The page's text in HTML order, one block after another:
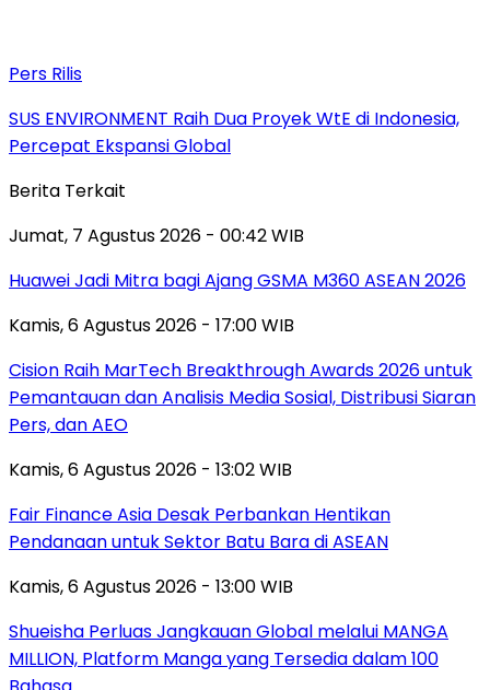
Pers Rilis
SUS ENVIRONMENT Raih Dua Proyek WtE di Indonesia,
Percepat Ekspansi Global
Berita Terkait
Jumat, 7 Agustus 2026 - 00:42 WIB
Huawei Jadi Mitra bagi Ajang GSMA M360 ASEAN 2026
Kamis, 6 Agustus 2026 - 17:00 WIB
Cision Raih MarTech Breakthrough Awards 2026 untuk
Pemantauan dan Analisis Media Sosial, Distribusi Siaran
Pers, dan AEO
Kamis, 6 Agustus 2026 - 13:02 WIB
Fair Finance Asia Desak Perbankan Hentikan
Pendanaan untuk Sektor Batu Bara di ASEAN
Kamis, 6 Agustus 2026 - 13:00 WIB
Shueisha Perluas Jangkauan Global melalui MANGA
MILLION, Platform Manga yang Tersedia dalam 100